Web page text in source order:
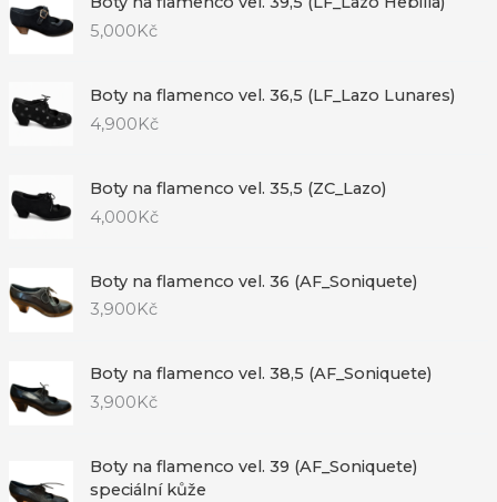
5,000Kč
Boty na flamenco vel. 36,5 (LF_Lazo Lunares)
4,900Kč
Boty na flamenco vel. 35,5 (ZC_Lazo)
4,000Kč
Boty na flamenco vel. 36 (AF_Soniquete)
3,900 Kč
Boty na flamenco vel. 38,5 (AF_Soniquete)
3,900Kč
Boty na flamenco vel. 39 (AF_Soniquete)
speciální kůže